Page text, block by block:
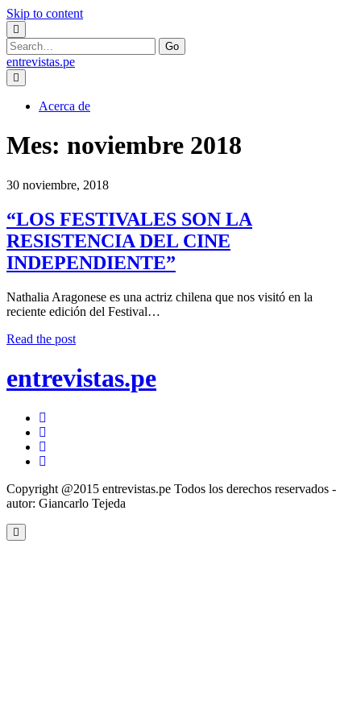
Skip to content
Search
for:
entrevistas.pe
Acerca de
Mes: noviembre 2018
30 noviembre, 2018
“LOS FESTIVALES SON LA
RESISTENCIA DEL CINE
INDEPENDIENTE”
Nathalia Aragonese es una actriz chilena que nos visitó en la
reciente edición del Festival…
Read the post“LOS
SON
LA
RESISTENCIA
entrevistas.pe
Copyright @2015 entrevistas.pe Todos los derechos reservados -
autor: Giancarlo Tejeda